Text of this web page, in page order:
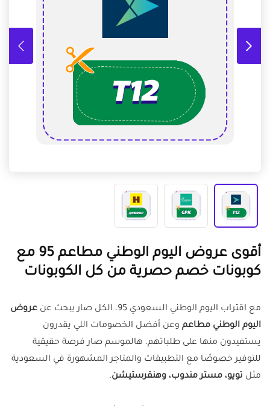
أقوى عروض اليوم الوطني مطاعم 95 مع
كوبونات خصم حصرية من كل الكوبونات
مع اقتراب اليوم الوطني السعودي 95، الكل صار يبحث عن
عروض
اليوم الوطني مطاعم وعن أفضل الخصومات اللي يقدرون
يستفيدون منها على طلباتهم. هالموسم صار فرصة حقيقية
للتوفير خصوصًا مع التطبيقات والمتاجر المشهورة في السعودية
مثل تويو، مستر مندوب، وهنقرستيشن.